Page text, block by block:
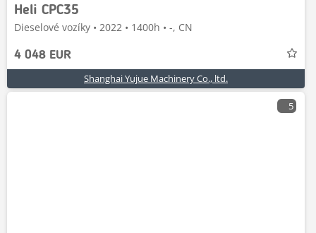
Heli CPC35
Dieselové vozíky • 2022 • 1400h • -, CN
4 048 EUR
Shanghai Yujue Machinery Co., ltd.
5